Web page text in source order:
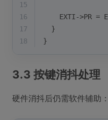
15
16
EXTI->PR =
17
  }
18
}
3.3 按键消抖处理
硬件消抖后仍需软件辅助：